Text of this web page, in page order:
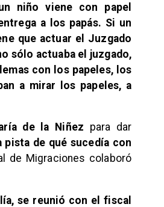
niño viene con papel
a los papás. Si un
que actuar el Juzgado
sólo actuaba el juzgado,
con los papeles, los
a mirar los papeles, a
de la Niñez para dar
pista de qué sucedía con
de Migraciones colaboró
se reunió con el fiscal